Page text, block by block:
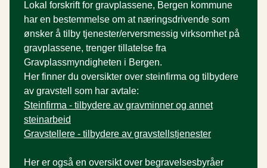
Lokal forskrift for gravplassene, Bergen kommune
har en bestemmelse om at næringsdrivende som
ønsker å tilby tjenester/erversmessig virksomhet på
gravplassene, trenger tillatelse fra
Gravplassmyndigheten i Bergen.
Her finner du oversikter over steinfirma og tilbydere
av gravstell som har avtale:
Steinfirma - tilbydere av gravminner og annet
steinarbeid
Gravstellere - tilbydere av gravstellstjenester
Her er også en oversikt over begravelsesbyråer